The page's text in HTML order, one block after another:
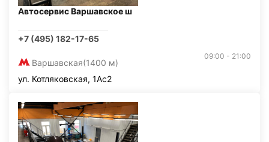
Автосервис Варшавское ш
+7 (495) 182-17-65
Варшавская(1400 м)
09:00 - 21:00
ул. Котляковская, 1Ас2